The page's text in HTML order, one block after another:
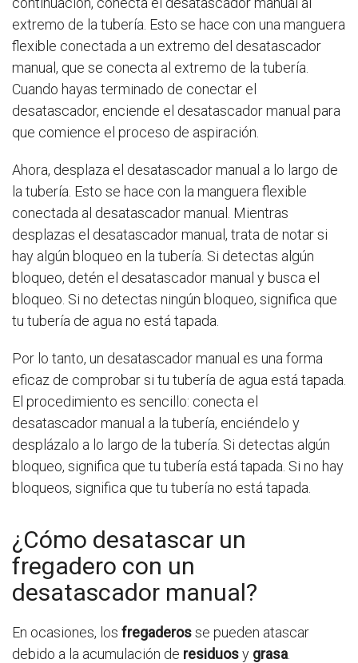
extremo de la tubería. Esto se hace con una manguera
flexible conectada a un extremo del desatascador
manual, que se conecta al extremo de la tubería.
Cuando hayas terminado de conectar el
desatascador, enciende el desatascador manual para
que comience el proceso de aspiración.
Ahora, desplaza el desatascador manual a lo largo de
la tubería. Esto se hace con la manguera flexible
conectada al desatascador manual. Mientras
desplazas el desatascador manual, trata de notar si
hay algún bloqueo en la tubería. Si detectas algún
bloqueo, detén el desatascador manual y busca el
bloqueo. Si no detectas ningún bloqueo, significa que
tu tubería de agua no está tapada.
Por lo tanto, un desatascador manual es una forma
eficaz de comprobar si tu tubería de agua está tapada.
El procedimiento es sencillo: conecta el
desatascador manual a la tubería, enciéndelo y
desplázalo a lo largo de la tubería. Si detectas algún
bloqueo, significa que tu tubería está tapada. Si no hay
bloqueos, significa que tu tubería no está tapada.
¿Cómo desatascar un
fregadero con un
desatascador manual?
En ocasiones, los fregaderosse pueden atascar
debido a la acumulación de residuosy grasa